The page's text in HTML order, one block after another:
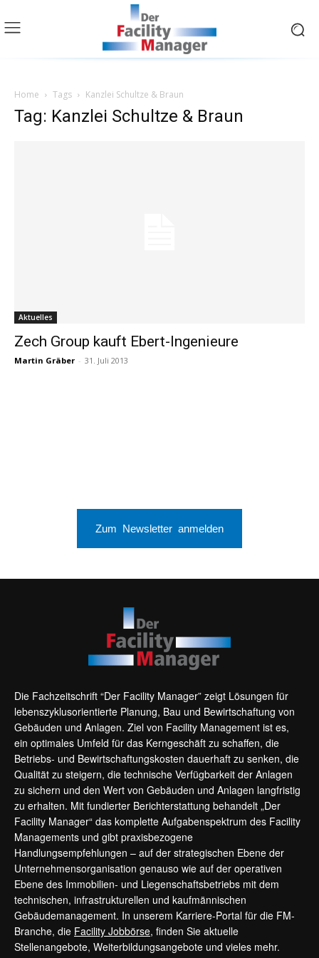
Home Tags Kanzlei Schultze & Braun
Tag: Kanzlei Schultze & Braun
Aktuelles
Zech Group kauft Ebert-Ingenieure
Martin Gräber - 31. Juli 2013
Zum Newsletter anmelden
Die Fachzeitschrift “Der Facility Manager” zeigt Lösungen für
lebenszyklusorientierte Planung, Bau und Bewirtschaftung von
Gebäuden und Anlagen. Ziel von Facility Management ist es,
ein optimales Umfeld für das Kerngeschäft zu schaffen, die
Betriebs- und Bewirtschaftungskosten dauerhaft zu senken, die
Qualität zu steigern, die technische Verfügbarkeit der Anlagen
zu sichern und den Wert von Gebäuden und Anlagen langfristig
zu erhalten. Mit fundierter Berichterstattung behandelt „Der
Facility Manager“ das komplette Aufgabenspektrum des Facility
Managements und gibt praxisbezogene
Handlungsempfehlungen – auf der strategischen Ebene der
Unternehmensorganisation genauso wie auf der operativen
Ebene des Immobilien- und Liegenschaftsbetriebs mit dem
technischen, infrastrukturellen und kaufmännischen
Gebäudemanagement. In unserem Karriere-Portal für die FM-
Branche, die Facility Jobbörse, finden Sie aktuelle
Stellenangebote, Weiterbildungsangebote und vieles mehr.